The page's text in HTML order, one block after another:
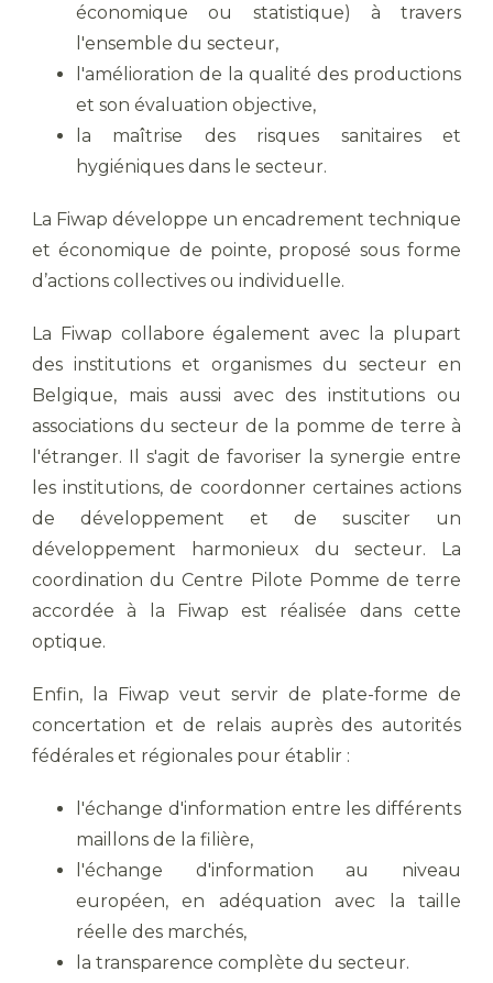
économique ou statistique) à travers
l'ensemble du secteur,
l'amélioration de la qualité des productions
et son évaluation objective,
la maîtrise des risques sanitaires et
hygiéniques dans le secteur.
La Fiwap développe un encadrement technique
et économique de pointe, proposé sous forme
d’actions collectives ou individuelle.
La Fiwap collabore également avec la plupart
des institutions et organismes du secteur en
Belgique, mais aussi avec des institutions ou
associations du secteur de la pomme de terre à
l'étranger. Il s'agit de favoriser la synergie entre
les institutions, de coordonner certaines actions
de développement et de susciter un
développement harmonieux du secteur. La
coordination du Centre Pilote Pomme de terre
accordée à la Fiwap est réalisée dans cette
optique.
Enfin, la Fiwap veut servir de plate-forme de
concertation et de relais auprès des autorités
fédérales et régionales pour établir :
l'échange d'information entre les différents
maillons de la filière,
l'échange d'information au niveau
européen, en adéquation avec la taille
réelle des marchés,
la transparence complète du secteur.